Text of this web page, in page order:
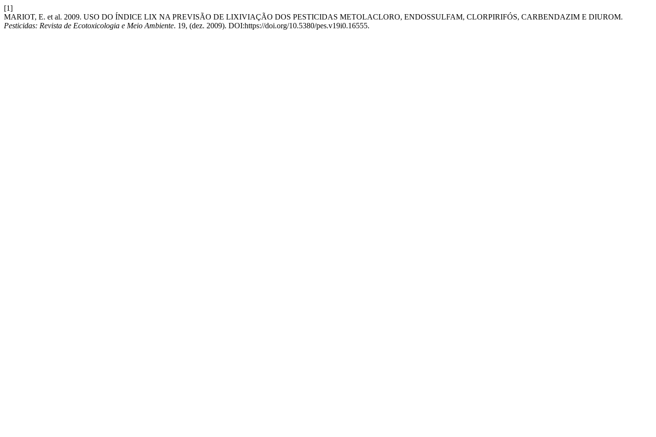
[1]
MARIOT, E. et al. 2009. USO DO ÍNDICE LIX NA PREVISÃO DE LIXIVIAÇÃO DOS PESTICIDAS METOLACLORO, ENDOSSULFAM, CLORPIRIFÓS, CARBENDAZIM E DIUROM.
Pesticidas: Revista de Ecotoxicologia e Meio Ambiente. 19, (dez. 2009). DOI:https://doi.org/10.5380/pes.v19i0.16555.